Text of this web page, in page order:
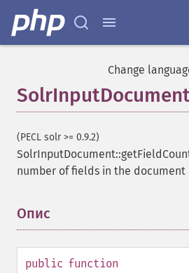
Change
(PECL solr >= 0.9.2)
number of fields in the document
Опис
public function